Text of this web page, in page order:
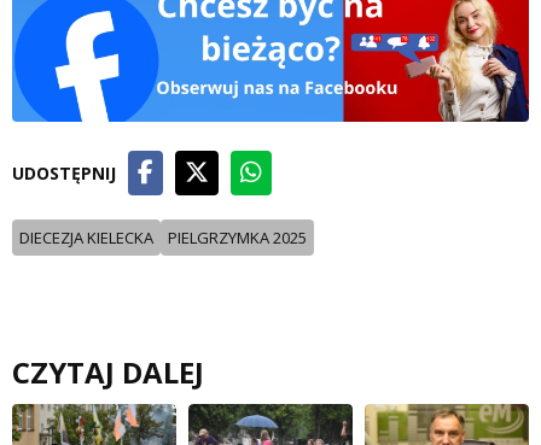
UDOSTĘPNIJ
DIECEZJA KIELECKA PIELGRZYMKA 2025
CZYTAJ DALEJ